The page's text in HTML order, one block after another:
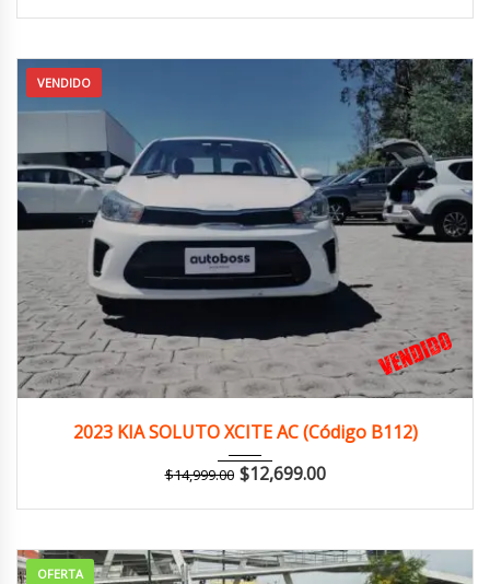
VENDIDO
2023 KIA SOLUTO XCITE AC (Código B112)
$14,999.00 $12,699.00
OFERTA